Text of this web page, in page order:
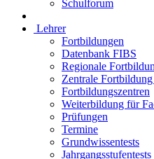
Schulforum
Lehrer
Fortbildungen
Datenbank FIBS
Regionale
Zentrale
Fortbildungszentren
Weiterbildung für
Prüfungen
Termine
Grundwissentests
Jahrgangsstufentests